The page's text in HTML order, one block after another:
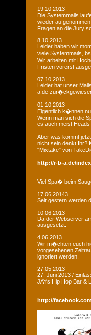
19.10.2013
Die Systemmails
wieder
Fragen an die Jury
8.10.2013
Leider haben wir
viele Systemmails,
Wir arbeiten mit
Fristen vorerst
07.10.2013
Leider hat unser
a.de
01.10.2013
Eigentlich k�nnen
Wenn man sich die
es auch meist
Aber was kommt
nicht sein denkt Ihr?
"Mixtake" von
http://r-b-a.de/
Viel Spa� beim
17.06.20143
Seit gestern werden
10.06.2013
Da der Webserver
ausgesetzt.
4.06.2013
Wir m�chten euch
vorgesehenen
ignoriert werden.
27.05.2013
27. Juni 2013 /
JAYs Hip Hop Bar &
http://